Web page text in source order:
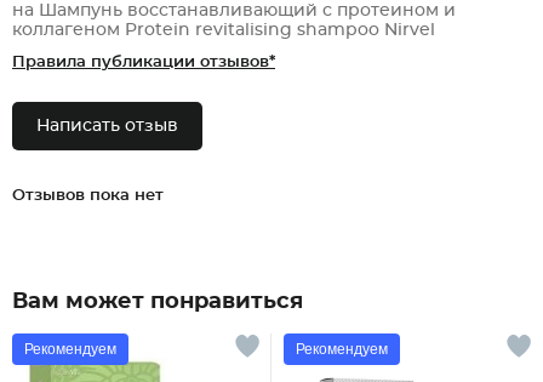
на Шампунь восстанавливающий с протеином и
коллагеном Protein revitalising shampoo Nirvel
Правила публикации отзывов*
Написать отзыв
Отзывов пока нет
Вам может понравиться
Рекомендуем Рекомендуем